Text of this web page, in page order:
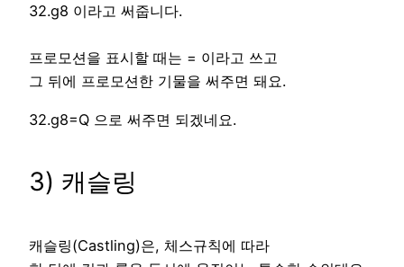
32.g8 이라고 써줍니다.
프로모션을 표시할 때는 = 이라고 쓰고
그 뒤에 프로모션한 기물을 써주면 돼요.
32.g8=Q 으로 써주면 되겠네요.
3) 캐슬링
캐슬링(Castling)은, 체스규칙에 따라